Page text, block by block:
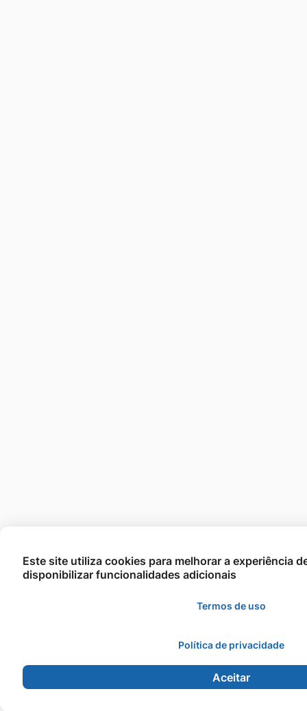
Este site utiliza cookies para melhorar a experiência
disponibilizar funcionalidades adicionais
Termos de uso
Política de privacidade
Aceitar